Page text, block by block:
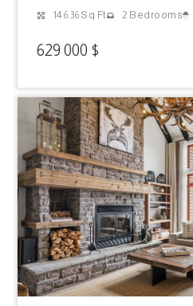
146.36 Sq Ft 2 Bedrooms
629 000 $